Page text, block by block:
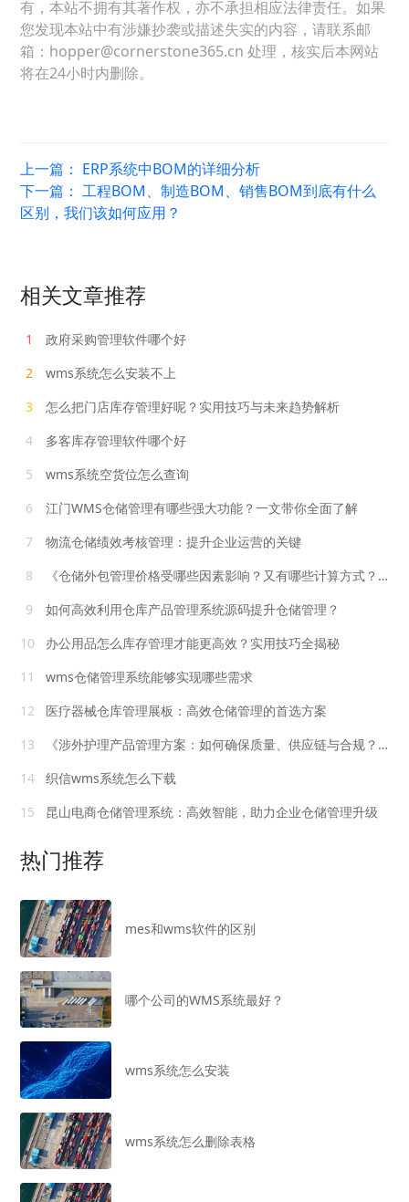
有，本站不拥有其著作权，亦不承担相应法律责任。如果
您发现本站中有涉嫌抄袭或描述失实的内容，请联系邮
箱：hopper@cornerstone365.cn 处理，核实后本网站
将在24小时内删除。
上一篇： ERP系统中BOM的详细分析
下一篇：工程BOM、制造BOM、销售BOM到底有什么
区别，我们该如何应用？
相关文章推荐
1
政府采购管理软件哪个好
2
wms系统怎么安装不上
3
怎么把门店库存管理好呢？实用技巧与未来趋势解析
4
多客库存管理软件哪个好
5
wms系统空货位怎么查询
6
江门WMS仓储管理有哪些强大功能？一文带你全面了解
7
物流仓储绩效考核管理：提升企业运营的关键
8
《仓储外包管理价格受哪些因素影响？又有哪些计算方式？》
9
如何高效利用仓库产品管理系统源码提升仓储管理？
10
办公用品怎么库存管理才能更高效？实用技巧全揭秘
11
wms仓储管理系统能够实现哪些需求
12
医疗器械仓库管理展板：高效仓储管理的首选方案
13
《涉外护理产品管理方案：如何确保质量、供应链与合规？》
14
织信wms系统怎么下载
15
昆山电商仓储管理系统：高效智能，助力企业仓储管理升级
热门推荐
mes和wms软件的区别
哪个公司的WMS系统最好？
wms系统怎么安装
wms系统怎么删除表格